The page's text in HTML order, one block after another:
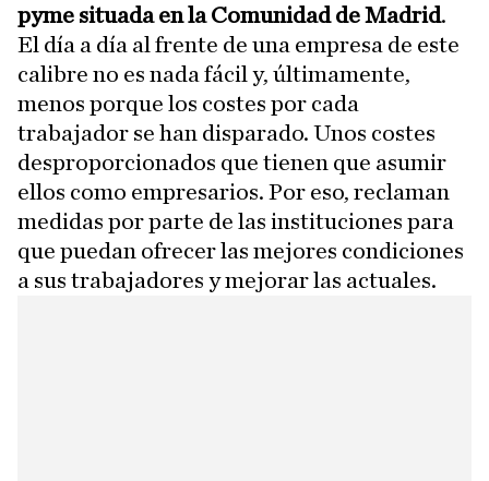
pyme situada en la Comunidad de Madrid.
El día a día al frente de una empresa de este
calibre no es nada fácil y, últimamente,
menos porque los costes por cada
trabajador se han disparado. Unos costes
desproporcionados que tienen que asumir
ellos como empresarios. Por eso, reclaman
medidas por parte de las instituciones para
que puedan ofrecer las mejores condiciones
a sus trabajadores y mejorar las actuales.